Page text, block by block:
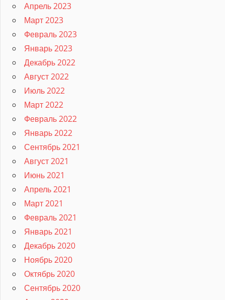
Апрель 2023
Март 2023
Февраль 2023
Январь 2023
Декабрь 2022
Август 2022
Июль 2022
Март 2022
Февраль 2022
Январь 2022
Сентябрь 2021
Август 2021
Июнь 2021
Апрель 2021
Март 2021
Февраль 2021
Январь 2021
Декабрь 2020
Ноябрь 2020
Октябрь 2020
Сентябрь 2020